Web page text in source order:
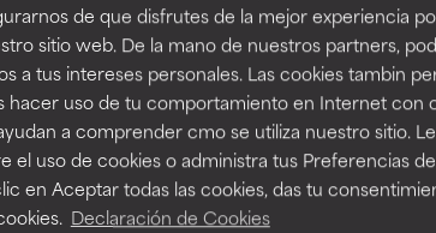
de que disfrutes de la mejor experiencia
sitio web. De la mano de nuestros partners,
a tus intereses personales. Las cookies tambin
hacer uso de tu comportamiento en Internet con
a comprender cmo se utiliza nuestro sitio.
el uso de cookies o administra tus Preferencias de
en Aceptar todas las cookies, das tu
Declaración de Cookies